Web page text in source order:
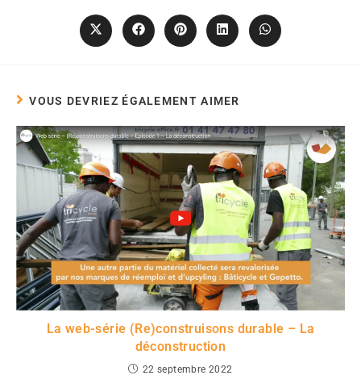
VOUS DEVRIEZ ÉGALEMENT AIMER
La web-série (Re)construisons durable – La
déconstruction
22 septembre 2022